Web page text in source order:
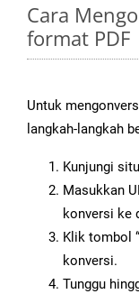
Cara
format PDF
Untuk
langkah-langkah
Kunjungi
Masukkan
konversi ke
Klik tombol
konversi.
Tunggu